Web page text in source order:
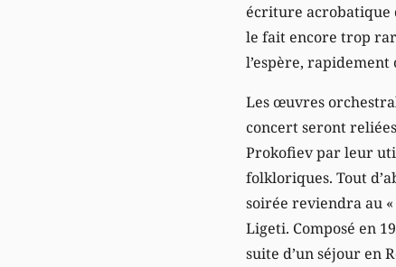
écriture acrobatique
le fait encore trop
l’espère,
Les œuvres
concert seront
Prokofiev par leur
folkloriques. Tout
soirée reviendra au «
Ligeti. Composé en
suite d’un séjour en